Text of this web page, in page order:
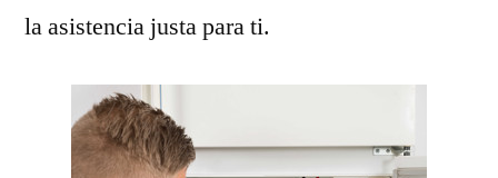
la asistencia justa para ti.